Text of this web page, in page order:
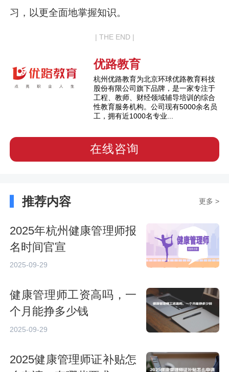
习，以更全面地掌握知识。
| THE END |
优路教育
杭州优路教育为北京环球优路教育科技
股份有限公司旗下品牌，是一家专注于
工程、教师、财经领域辅导培训的综合
性教育服务机构。公司现有5000余名员
工，拥有近1000名专业...
在线咨询
推荐内容 更多 >
2025年杭州健康管理师报
名时间官宣
2025-09-29
健康管理师工资高吗，一
个月能挣多少钱
2025-09-29
2025健康管理师证补贴怎